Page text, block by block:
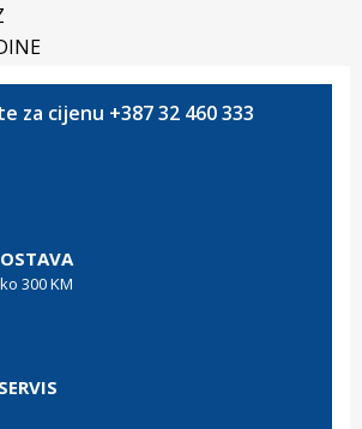
za cijenu +387 32 460 333
300 KM